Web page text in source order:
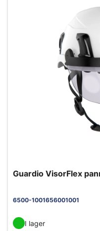
Guardio VisorFlex
6500-1001656001001
I lager